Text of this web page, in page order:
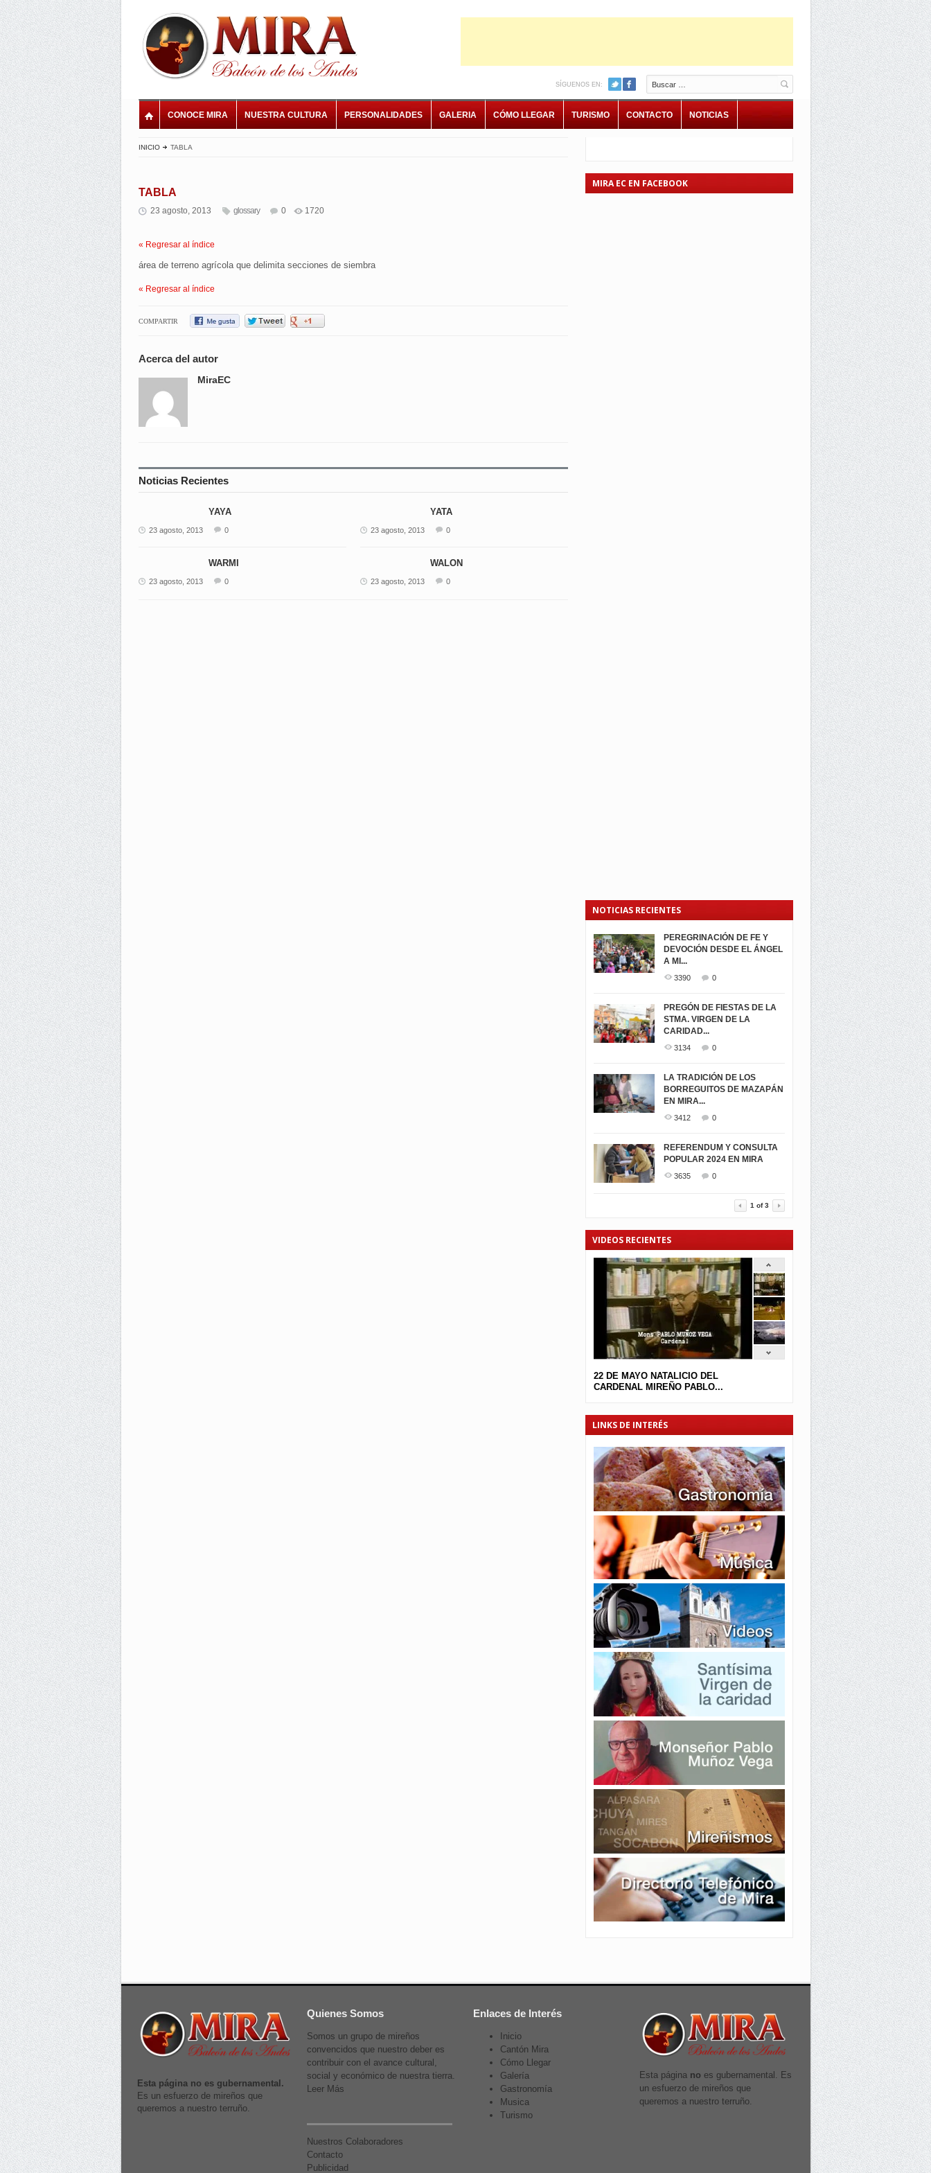
Buscar
SÍGUENOS EN:
CONOCE MIRA NUESTRA CULTURA PERSONALIDADES GALERIA CÓMO LLEGAR TURISMO CONTACTO NOTICIAS
INICIO TABLA
TABLA
23 agosto, 2013 glossary 0 1720
« Regresar al índice
área de terreno agrícola que delimita secciones de siembra
« Regresar al índice
COMPARTIR
Acerca del autor
MiraEC
Noticias Recientes
YAYA
23 agosto, 2013 0
YATA
23 agosto, 2013 0
WARMI
23 agosto, 2013 0
WALON
23 agosto, 2013 0
MIRA EC EN FACEBOOK
NOTICIAS RECIENTES
PEREGRINACIÓN DE FE Y
DEVOCIÓN DESDE EL ÁNGEL
A MI...
3390 0
PREGÓN DE FIESTAS DE LA
STMA. VIRGEN DE LA
CARIDAD...
3134 0
LA TRADICIÓN DE LOS
BORREGUITOS DE MAZAPÁN
EN MIRA...
3412 0
REFERENDUM Y CONSULTA
POPULAR 2024 EN MIRA
3635 0
1 of3
VIDEOS RECIENTES
22 DE MAYO NATALICIO DEL
CARDENAL MIREÑO PABLO...
LINKS DE INTERÉS
Esta página no es gubernamental.
Es un esfuerzo de mireños que
queremos a nuestro terruño.
Quienes Somos
Somos un grupo de mireños
convencidos que nuestro deber es
contribuir con el avance cultural,
social y económico de nuestra tierra.
Leer Más
Nuestros Colaboradores
Contacto
Publicidad
Enlaces de Interés
Inicio
Cantón Mira
Cómo Llegar
Galería
Gastronomía
Musica
Turismo
Esta página no es gubernamental. Es
un esfuerzo de mireños que
queremos a nuestro terruño.